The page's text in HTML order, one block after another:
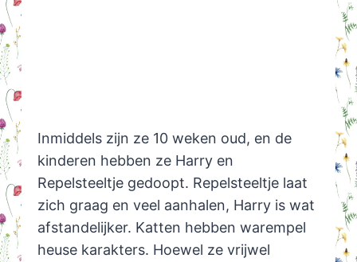
Inmiddels zijn ze 10 weken oud, en de
kinderen hebben ze Harry en
Repelsteeltje gedoopt. Repelsteeltje laat
zich graag en veel aanhalen, Harry is wat
afstandelijker. Katten hebben warempel
heuse karakters. Hoewel ze vrijwel